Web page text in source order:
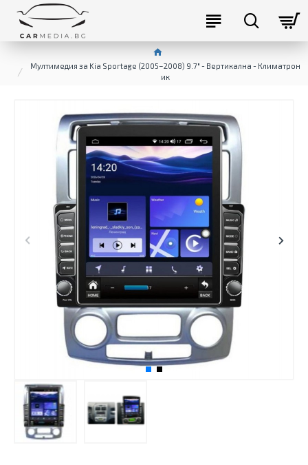
Мултимедия за Kia Sportage (2005–2008) 9.7″ - Вертикална - Климатрон
ик